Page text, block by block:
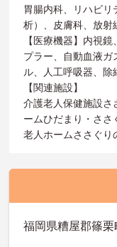
胃腸内科、リハビ
析）、皮膚科、放射
【医療機器】内視
プラー、自動血液ガ
ル、人工呼吸器、除
【関連施設】
介護老人保健施設さ
ームひだまり・さ
老人ホームささぐり
福岡県糟屋郡篠